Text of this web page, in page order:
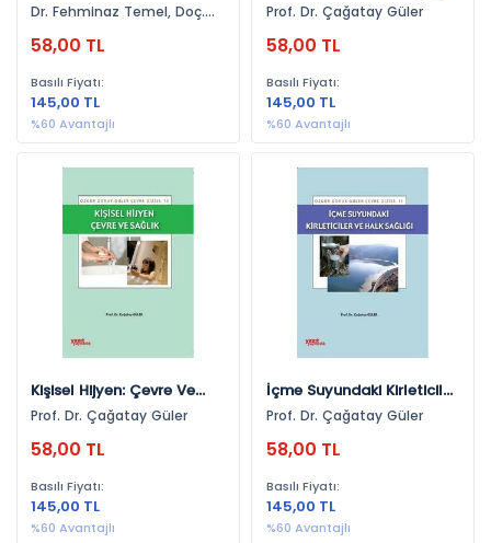
YKS TYT-AYT (86)
Genel Hukuk (80)
Bilişim Hukuku (77)
Uluslararası İlişkiler (71)
Anayasa Hukuku (65)
İstatistik (64)
Biyoloji (63)
Kişisel Gelişim (61)
Sağlık (61)
Aile Hukuku (61)
Eğitim Yönetimi (59)
Fikri Mülkiyet Hukuku (59)
Yıllara Göre
2021 (1.810)
2025 (1.657)
2024 (1.536)
2023 (1.467)
2020 (1.342)
2018 (638)
2026 (447)
Kuramsallıştıran Bilim
Adamı: Claude Bernard
Dr. Fehminaz Temel, Doç.
Dr. Z. Dicle Balkancı Dr.
58,00 TL
Basılı Fiyatı:
145,00 TL
%60 Avantajlı
Prof. Dr. Çağatay Güler
58,00 TL
Basılı Fiyatı:
145,00 TL
%60 Avantajlı
Kişisel Hijyen: Çevre Ve
Sağlık
Prof. Dr. Çağatay Güler
58,00 TL
Basılı Fiyatı:
145,00 TL
%60 Avantajlı
İçme Suyundaki Kirleticiler
Ve Halk Sağlığı
Prof. Dr. Çağatay Güler
58,00 TL
Basılı Fiyatı:
145,00 TL
%60 Avantajlı